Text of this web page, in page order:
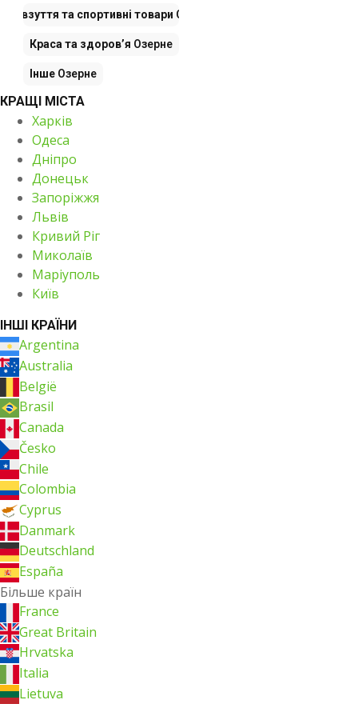
взуття та спортивні товари Озерне
Краса та здоров’я Озерне
Інше Озерне
КРАЩІ МІСТА
Харків
Одеса
Дніпро
Донецьк
Запоріжжя
Львів
Кривий Ріг
Миколаїв
Маріуполь
Київ
ІНШІ КРАЇНИ
Argentina
Australia
België
Brasil
Canada
Česko
Chile
Colombia
Cyprus
Danmark
Deutschland
España
Більше країн
France
Great Britain
Hrvatska
Italia
Lietuva